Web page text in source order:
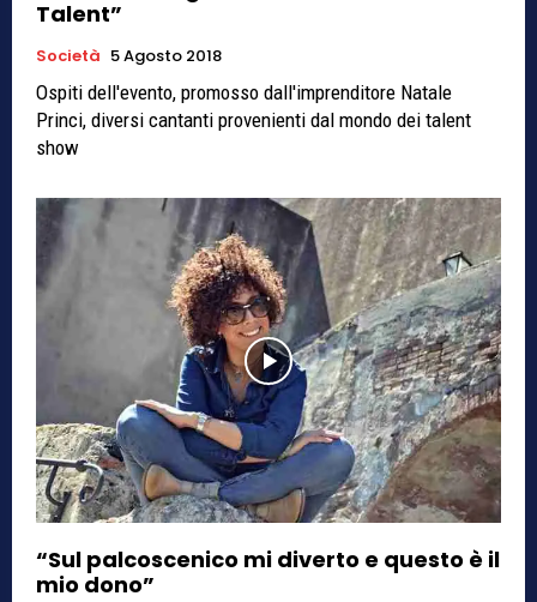
Talent”
Società 5 Agosto 2018
Ospiti dell'evento, promosso dall'imprenditore Natale
Princi, diversi cantanti provenienti dal mondo dei talent
show
“Sul palcoscenico mi diverto e questo è il
mio dono”